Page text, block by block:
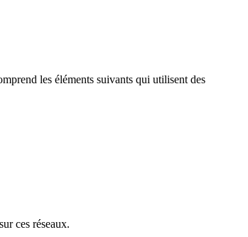
les éléments suivants qui utilisent des
ces réseaux.